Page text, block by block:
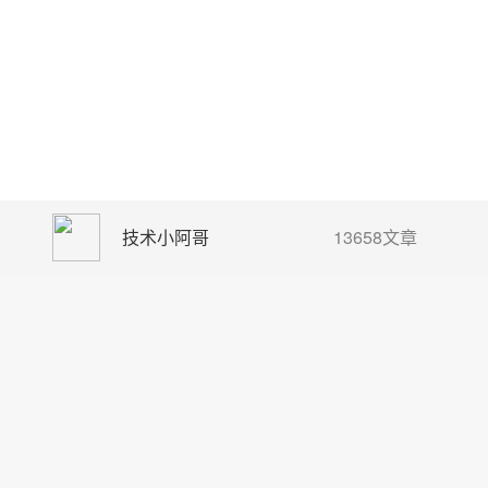
技术小阿哥 13658文章